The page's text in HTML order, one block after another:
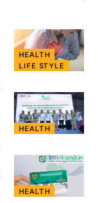
HEALTH
LIFE STYLE
HEALTH
HEALTH